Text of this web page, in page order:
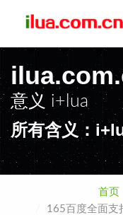
意义i+lua
所有含义：
首页
165百度全面支